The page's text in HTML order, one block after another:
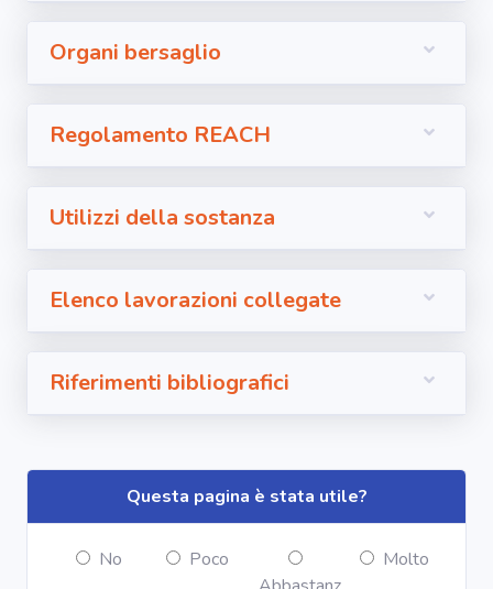
Organi bersaglio
Regolamento REACH
Utilizzi della sostanza
Elenco lavorazioni collegate
Riferimenti bibliografici
Questa pagina è stata utile?
No
Poco
Molto